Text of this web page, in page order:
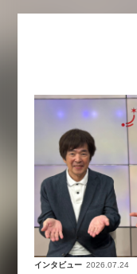
インタビュー 2026.07.24